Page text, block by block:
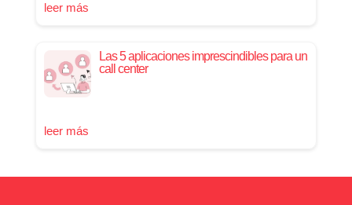
leer más
Las 5 aplicaciones imprescindibles para un
call center
leer más